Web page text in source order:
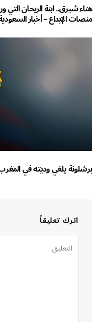
هناء شبرق.. ابنة الريحان
منصات الإبداع – أخبار
برشلونة يلغي وديته في
اترك تعليقاً